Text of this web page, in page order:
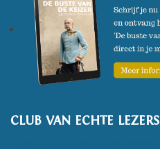
CLUB VAN ECHTE LEZERS